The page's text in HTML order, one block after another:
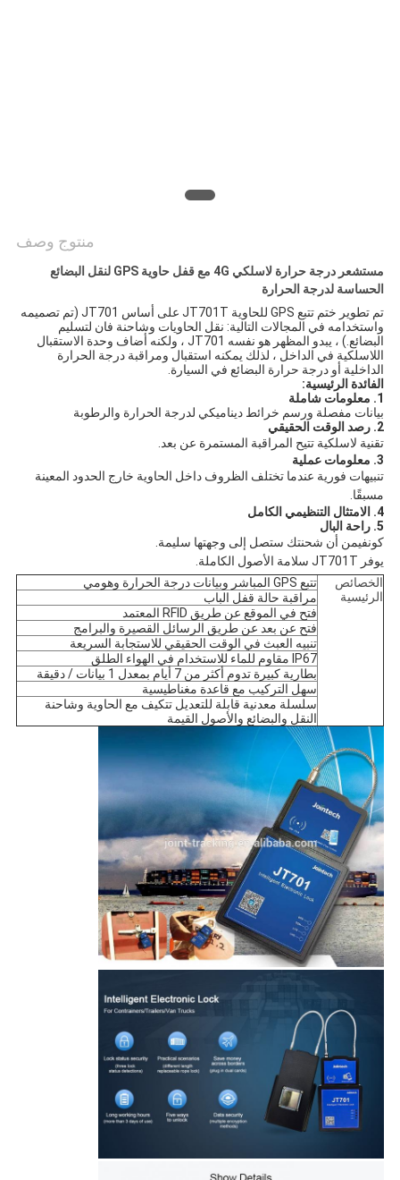
منتوج وصف
مستشعر درجة حرارة لاسلكي 4G مع قفل حاوية GPS لنقل البضائع
الحساسة لدرجة الحرارة
الداخلية أو درجة حرارة البضائع في السيارة.
الفائدة الرئيسية:
1. معلومات شاملة
بيانات مفصلة ورسم خرائط ديناميكي لدرجة الحرارة والرطوبة
2. رصد الوقت الحقيقي
تقنية لاسلكية تتيح المراقبة المستمرة عن بعد.
3. معلومات عملية
تنبيهات فورية عندما تختلف الظروف داخل الحاوية خارج الحدود المعينة
مسبقًا.
4. الامتثال التنظيمي الكامل
5. راحة البال
كونفيمن أن شحنتك ستصل إلى وجهتها سليمة.
يوفر JT701T سلامة الأصول الكاملة.
الخصائص
الرئيسية
تتبع GPS المباشر وبيانات درجة الحرارة وهومي
مراقبة حالة قفل الباب
فتح في الموقع عن طريق RFID المعتمد
فتح عن بعد عن طريق الرسائل القصيرة والبرامج
تنبيه العبث في الوقت الحقيقي للاستجابة السريعة
IP67 مقاوم للماء للاستخدام في الهواء الطلق
بطارية كبيرة تدوم أكثر من 7 أيام بمعدل 1 بيانات / دقيقة
سهل التركيب مع قاعدة مغناطيسية
سلسلة معدنية قابلة للتعديل تتكيف مع الحاوية وشاحنة
النقل والبضائع والأصول القيمة